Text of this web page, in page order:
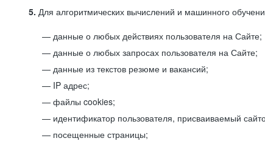
5. Для алгоритмических вычислений и машинного
данные о любых действиях пользователя на Сайте;
данные о любых запросах пользователя на Сайте;
данные из текстов резюме и вакансий;
IP адрес;
файлы cookies;
идентификатор пользователя, присваиваемый
посещенные страницы;